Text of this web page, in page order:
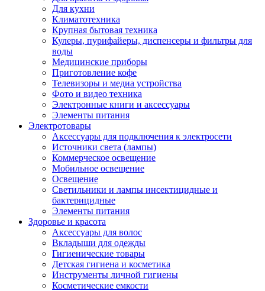
Для кухни
Климатотехника
Крупная бытовая техника
Кулеры, пурифайеры, диспенсеры и фильтры для
воды
Медицинские приборы
Приготовление кофе
Телевизоры и медиа устройства
Фото и видео техника
Электронные книги и аксессуары
Элементы питания
Электротовары
Аксессуары для подключения к электросети
Источники света (лампы)
Коммерческое освещение
Мобильное освещение
Освещение
Светильники и лампы инсектицидные и
бактерицидные
Элементы питания
Здоровье и красота
Аксессуары для волос
Вкладыши для одежды
Гигиенические товары
Детская гигиена и косметика
Инструменты личной гигиены
Косметические емкости